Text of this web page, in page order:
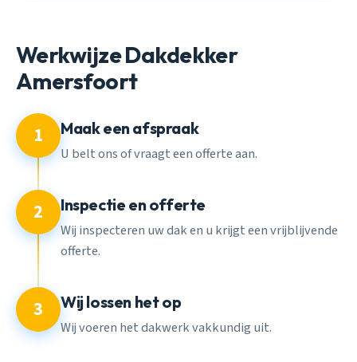
Werkwijze Dakdekker
Amersfoort
1 Maak een afspraak
U belt ons of vraagt een offerte aan.
2 Inspectie en offerte
Wij inspecteren uw dak en u krijgt een vrijblijvende
offerte.
3 Wij lossen het op
Wij voeren het dakwerk vakkundig uit.